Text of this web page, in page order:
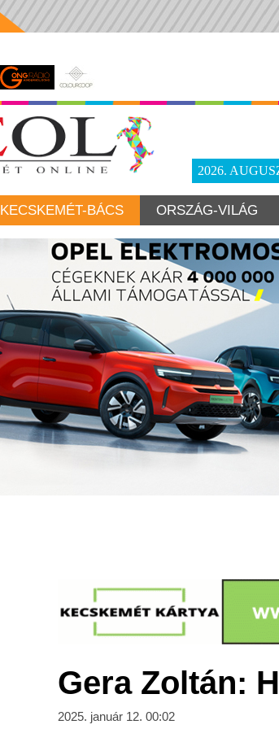
2026.
KECSKEMÉT-BÁCS ORSZÁG-VILÁG
Gera Zoltán:
2025. január 12. 00:02